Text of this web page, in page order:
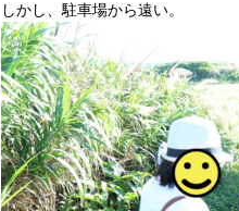
しかし、駐車場から遠い。